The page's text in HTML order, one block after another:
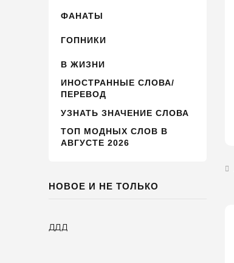
ФАНАТЫ
ГОПНИКИ
В ЖИЗНИ
ИНОСТРАННЫЕ СЛОВА/
ПЕРЕВОД
УЗНАТЬ ЗНАЧЕНИЕ СЛОВА
ТОП МОДНЫХ СЛОВ В
АВГУСТЕ 2026
НОВОЕ И НЕ ТОЛЬКО
ДДД